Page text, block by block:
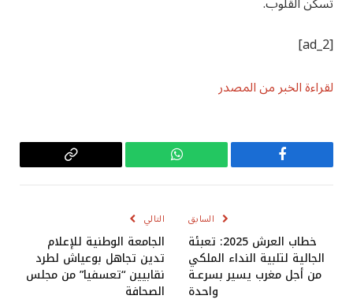
[ad_2]
لقراءة الخبر من المصدر
فيسبوك واتساب
Copy
السابق
خطاب العرش 2025: تعبئة
الجالية لتلبية النداء الملكي
من أجل مغرب يسير بسرعـة
واحدة
التالي
الجامعة الوطنية للإعلام
تدين تجاهل بوعياش لطرد
نقابيين “تعسفيا” من مجلس
الصحافة